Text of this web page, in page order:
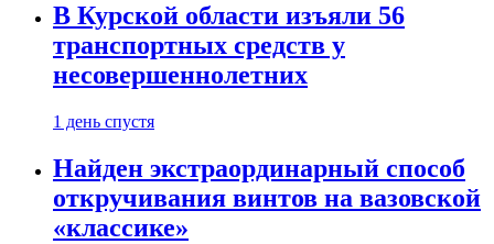
В Курской области изъяли 56
транспортных средств у
несовершеннолетних
1 день спустя
Найден экстраординарный способ
откручивания винтов на вазовской
«классике»